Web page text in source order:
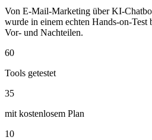
Von E-Mail-Marketing über KI-
wurde in einem echten Hands-on-
Vor- und Nachteilen.
60
Tools getestet
35
mit kostenlosem Plan
10